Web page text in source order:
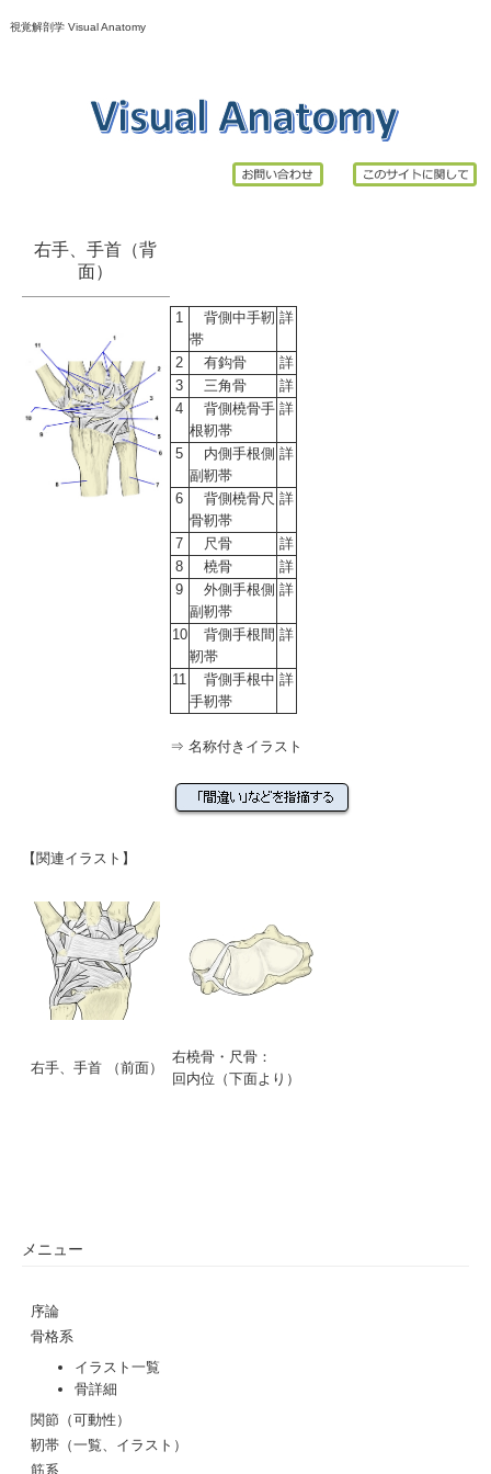
視覚解剖学 Visual Anatomy
右手、手首（背
面）
1
背側中手靭
帯
詳
2 有鈎骨
詳
3
三角骨
詳
4
背側橈骨手
根靭帯
詳
5
内側手根側
副靭帯
詳
6
背側橈骨尺
骨靭帯
詳
7 尺骨
詳
8
橈骨
詳
9
外側手根側
副靭帯
詳
10
背側手根間
靭帯
詳
11
背側手根中
手靭帯
詳
⇒ 名称付きイラスト
【関連イラスト】
右手、手首 （前面）
右橈骨・尺骨：
回内位（下面より）
メニュー